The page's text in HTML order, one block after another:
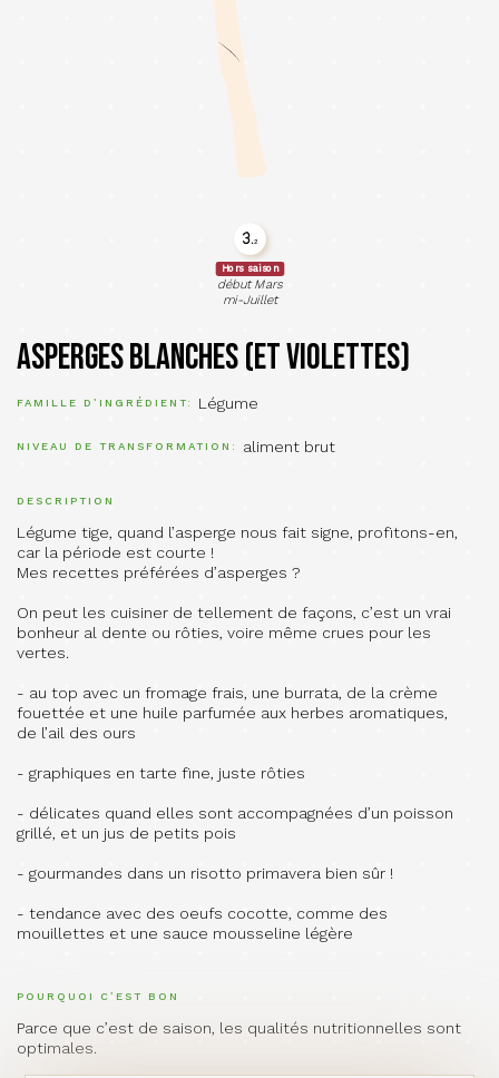
3.2
Hors saison
début Mars
mi-Juillet
Asperges blanches (et violettes)
FAMILLE D’INGRÉDIENT Légume
NIVEAU DE TRANSFORMATION aliment brut
DESCRIPTION
Légume tige, quand l’asperge nous fait signe, profitons-en,
car la période est courte !
Mes recettes préférées d’asperges ?
On peut les cuisiner de tellement de façons, c’est un vrai
bonheur al dente ou rôties, voire même crues pour les
vertes.
- au top avec un fromage frais, une burrata, de la crème
fouettée et une huile parfumée aux herbes aromatiques,
de l’ail des ours
- graphiques en tarte fine, juste rôties
- délicates quand elles sont accompagnées d’un poisson
grillé, et un jus de petits pois
- gourmandes dans un risotto primavera bien sûr !
- tendance avec des oeufs cocotte, comme des
mouillettes et une sauce mousseline légère
POURQUOI C’EST BON
Parce que c’est de saison, les qualités nutritionnelles sont
optimales.